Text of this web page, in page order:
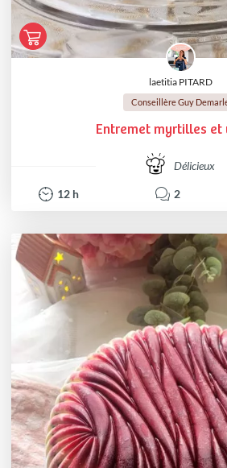
laetitia PITARD
Conseillère Guy
Entremet myrtilles et
Délicieux
12 h 2